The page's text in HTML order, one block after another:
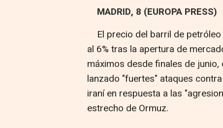
MADRID, 8 (EUROPA PRESS)
El precio del barril de
al 6% tras la apertura de
máximos desde finales de
lanzado "fuertes" ataques
iraní en respuesta a las
estrecho de Ormuz.